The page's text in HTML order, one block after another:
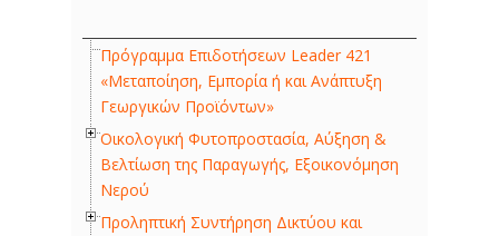
Πρόγραμμα Επιδοτήσεων Leader 421
«Μεταποίηση, Εμπορία ή και Ανάπτυξη
Γεωργικών Προϊόντων»
Οικολογική Φυτοπροστασία, Αύξηση &
Βελτίωση της Παραγωγής, Εξοικονόμηση
Νερού
Προληπτική Συντήρηση Δικτύου και